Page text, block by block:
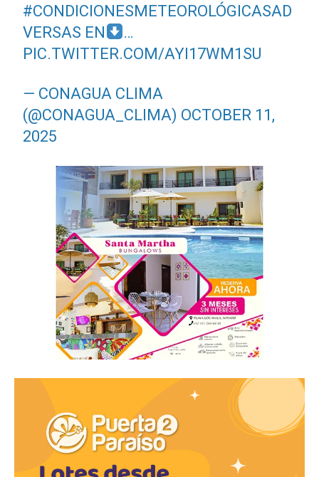
#CONDICIONESMETEOROLÓGICASAD
VERSAS EN
…
PIC.TWITTER.COM/AYI17WM1SU
— CONAGUA CLIMA
(@CONAGUA_CLIMA) OCTOBER 11,
2025